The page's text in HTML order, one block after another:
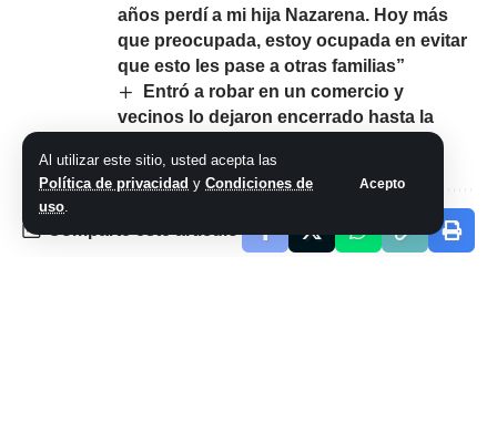
Al utilizar este sitio, usted acepta las
Política de privacidad y Condiciones de
uso.
Acepto
años perdí a mi hija Nazarena. Hoy más
que preocupada, estoy ocupada en evitar
que esto les pase a otras familias”
Entró a robar en un comercio y
vecinos lo dejaron encerrado hasta la